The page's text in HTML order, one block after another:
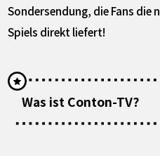
Sondersendung, die Fans die
Spiels direkt liefert!
Was ist Conton-TV?